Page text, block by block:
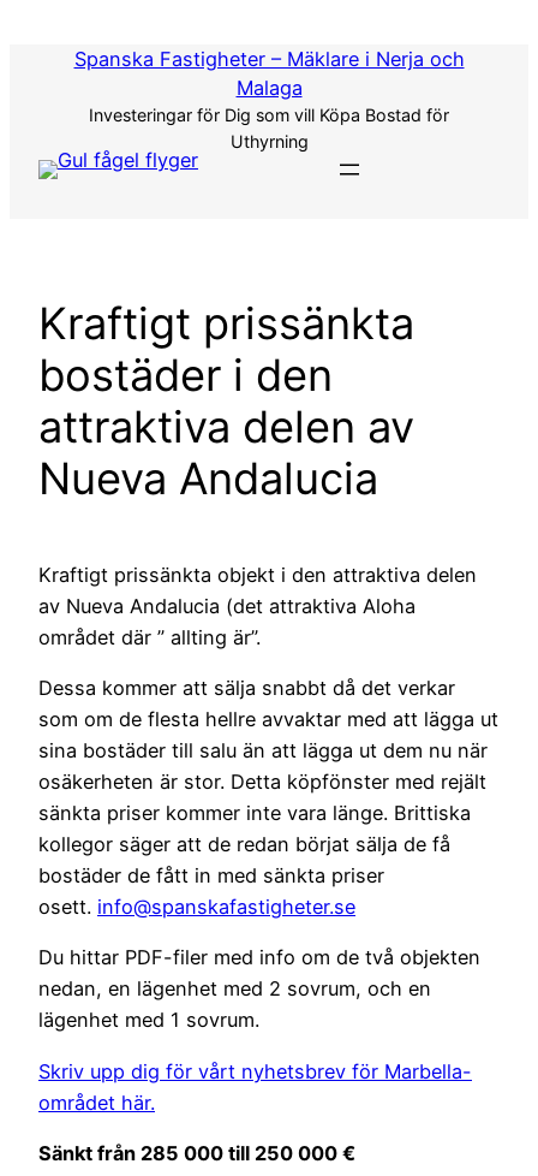
Spanska Fastigheter – Mäklare i Nerja och
Malaga
Investeringar för Dig som vill Köpa Bostad för
Uthyrning
Kraftigt prissänkta
bostäder i den
attraktiva delen av
Nueva Andalucia
Kraftigt prissänkta objekt i den attraktiva delen
av Nueva Andalucia (det attraktiva Aloha
området där ” allting är”.
Dessa kommer att sälja snabbt då det verkar
som om de flesta hellre avvaktar med att lägga ut
sina bostäder till salu än att lägga ut dem nu när
osäkerheten är stor. Detta köpfönster med rejält
sänkta priser kommer inte vara länge. Brittiska
kollegor säger att de redan börjat sälja de få
bostäder de fått in med sänkta priser
osett. info@spanskafastigheter.se
Du hittar PDF-filer med info om de två objekten
nedan, en lägenhet med 2 sovrum, och en
lägenhet med 1 sovrum.
Skriv upp dig för vårt nyhetsbrev för Marbella-
området här.
Sänkt från 285 000 till 250 000 €